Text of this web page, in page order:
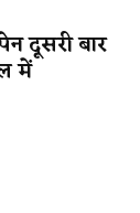
दूसरी बार
में